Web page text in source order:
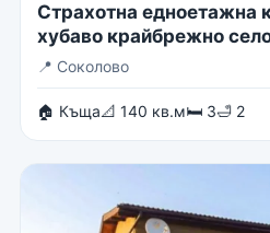
Страхотна едноетажна
хубаво крайбрежно
📍 Соколово
🏠 Къща📐 140 кв.м🛏 3🛁 2